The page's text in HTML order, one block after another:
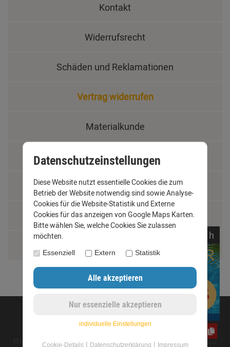
Kontakt
Widerrufsrecht
Schäden und Reklamationen
Vertrag widerrufen
Materialkunde
Fachbegriffe
Jobs
Montage und Installationshilfen
©opyright 2020 - www.dachrinnen-shop.de
h
ified eCommerce Shopsoftware © 2009-2026
Datenschutzeinstellungen
Diese Website nutzt essentielle Cookies die zum
Betrieb der Website notwendig sind sowie Analyse-
Cookies für die Website-Statistik und Externe
Cookies für das anzeigen von Google Maps Karten.
Bitte wählen Sie, welche Cookies Sie zulassen
möchten.
Essenziell Extern Statistik
individuelle Einstellungen
Cookie-Details| Datenschutzerklärung | Impressum